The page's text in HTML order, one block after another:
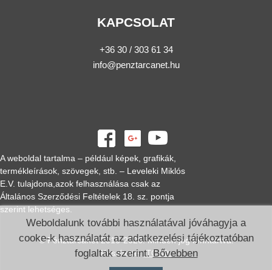
Weboldalunk további használatával jóváhagyja a
cooke-k használatát az adatkezelési tájékoztatóban
foglaltak szerint.Bővebben
KAPCSOLAT
+36 30 / 303 61 34
info@penztarcanet.hu
A weboldal tartalma – például képek, grafikák,
termékleírások, szövegek, stb. – Leveleki Miklós
E.V. tulajdona,azok felhasználása csak az
Általános Szerződési Feltételek 18. sz. pontja
szerint lehetséges.
© Pénztárcanet 2016-2026. Minden jog fenntartva.
Készítette:ITC Kft.